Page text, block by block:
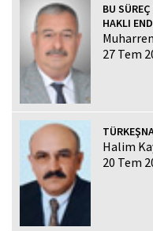
BU
HAKLI
27 Tem
Halim
20 Tem